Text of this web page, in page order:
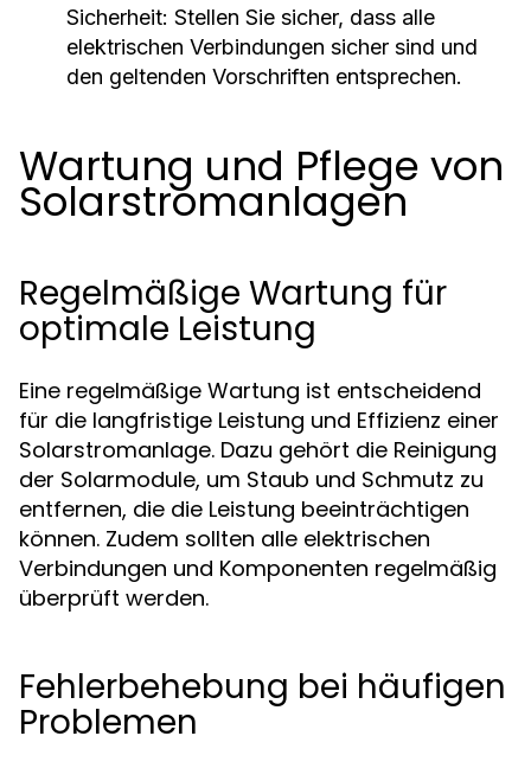
Sicherheit: Stellen Sie sicher, dass alle
elektrischen Verbindungen sicher sind und
den geltenden Vorschriften entsprechen.
Wartung und Pflege von
Solarstromanlagen
Regelmäßige Wartung für
optimale Leistung
Eine regelmäßige Wartung ist entscheidend
für die langfristige Leistung und Effizienz einer
Solarstromanlage. Dazu gehört die Reinigung
der Solarmodule, um Staub und Schmutz zu
entfernen, die die Leistung beeinträchtigen
können. Zudem sollten alle elektrischen
Verbindungen und Komponenten regelmäßig
überprüft werden.
Fehlerbehebung bei häufigen
Problemen